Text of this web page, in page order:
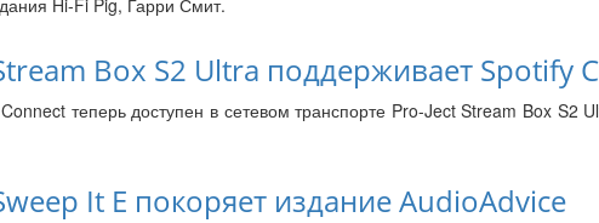
Hi-Fi Pig, Гарри Смит.
Box S2 Ultra поддерживает Spotify
теперь доступен в сетевом транспорте Pro-Ject Stream Box S2
It E покоряет издание AudioAdvice